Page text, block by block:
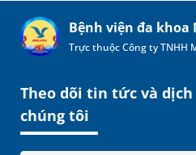
Bệnh viện đa khoa
Trực thuộc Công ty TNHH
Theo dõi tin tức và
chúng tôi